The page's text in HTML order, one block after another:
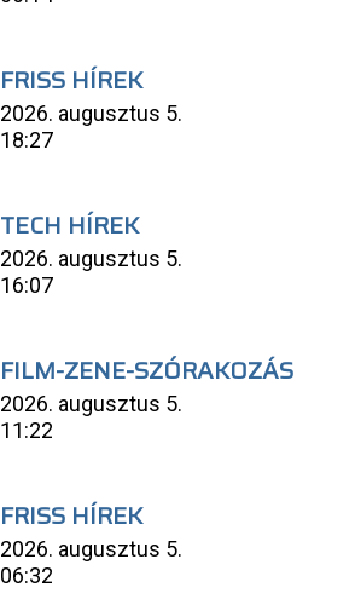
FRISS HÍREK
2026. augusztus 5.
18:27
TECH HÍREK
2026. augusztus 5.
16:07
FILM-ZENE-SZÓRAKOZÁS
2026. augusztus 5.
11:22
FRISS HÍREK
2026. augusztus 5.
06:32